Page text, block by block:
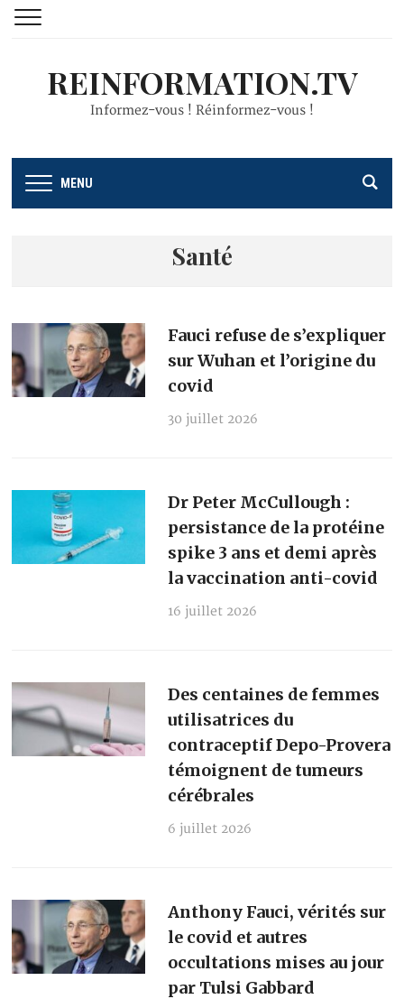
REINFORMATION.TV
Informez-vous ! Réinformez-vous !
MENU
Santé
Fauci refuse de s’expliquer
sur Wuhan et l’origine du
covid
30 juillet 2026
Dr Peter McCullough :
persistance de la protéine
spike 3 ans et demi après
la vaccination anti-covid
16 juillet 2026
Des centaines de femmes
utilisatrices du
contraceptif Depo-Provera
témoignent de tumeurs
cérébrales
6 juillet 2026
Anthony Fauci, vérités sur
le covid et autres
occultations mises au jour
par Tulsi Gabbard